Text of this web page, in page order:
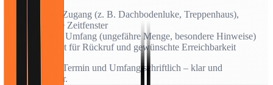
• Etage, Zugang (z. B. Dachbodenluke, Treppenhaus),
mögliche Zeitfenster
• Grober Umfang (ungefähre Menge, besondere Hinweise)
• Kontakt für Rückruf und gewünschte Erreichbarkeit
Wir bestätigen Termin und Umfang schriftlich – klar und
nachvollziehbar.